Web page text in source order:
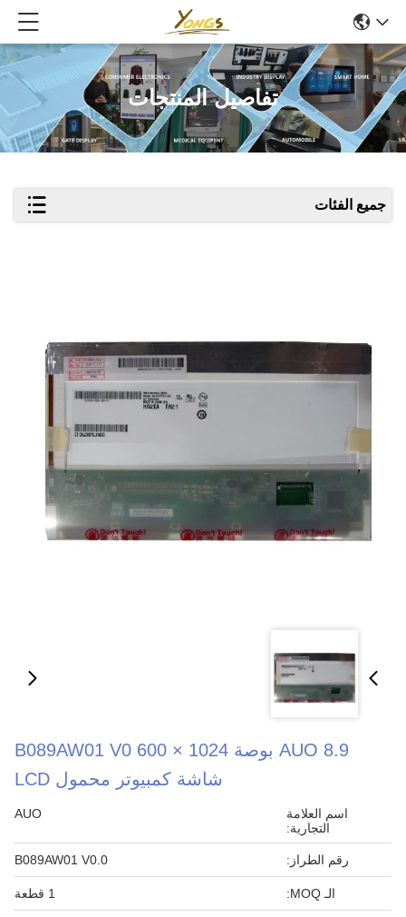
تفاصيل المنتجات
جميع الفئات
AUO 8.9 بوصة 1024 × 600 B089AW01 V0
شاشة كمبيوتر محمول LCD
اسم العلامة
التجارية:
AUO
رقم الطراز: B089AW01 V0.0
الـ MOQ: 1 قطعة